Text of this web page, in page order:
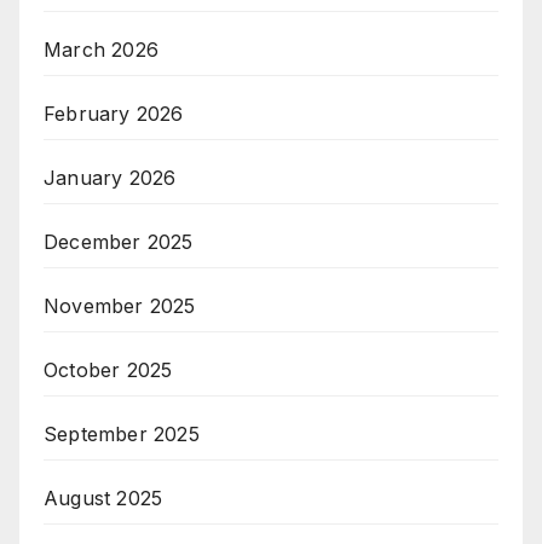
March 2026
February 2026
January 2026
December 2025
November 2025
October 2025
September 2025
August 2025